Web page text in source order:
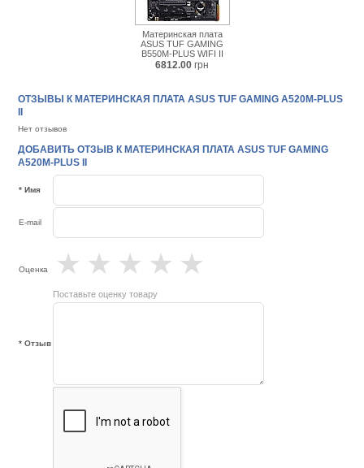
Материнская плата
ASUS TUF GAMING
B550M-PLUS WIFI II
6812.00 грн
ОТЗЫВЫ К МАТЕРИНСКАЯ ПЛАТА ASUS TUF GAMING A520M-PLUS
Нет отзывов
ДОБАВИТЬ ОТЗЫВ К МАТЕРИНСКАЯ ПЛАТА ASUS TUF GAMING
A520M-PLUS II
* Имя
E-mail
Оценка ★
★
★
★
★
Поставьте оценку товару
* Отзыв